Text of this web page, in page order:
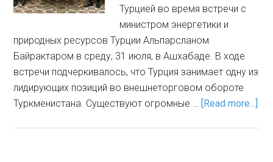
Турцией во время встречи с
министром энергетики и
природных ресурсов Турции Альпарсланом
Байрактаром в среду, 31 июля, в Ашхабаде. В ходе
встречи подчеркивалось, что Турция занимает одну из
лидирующих позиций во внешнеторговом обороте
Туркменистана. Существуют огромные … [Read more...]